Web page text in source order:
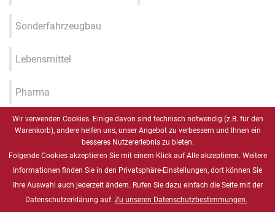
Sonderfahrzeugbau
Lebensmittel
Pharma
Industrie 4.0 / IIOT / Smart
Gesundheitswesen
Marine
Wir verwenden Cookies. Einige davon sind technisch notwendig (z.B. für den
Warenkorb), andere helfen uns, unser Angebot zu verbessern und Ihnen ein
besseres Nutzererlebnis zu bieten.
Folgende Cookies akzeptieren Sie mit einem Klick auf Alle akzeptieren. Weitere
Informationen finden Sie in den Privatsphäre-Einstellungen, dort können Sie
Ihre Auswahl auch jederzeit ändern. Rufen Sie dazu einfach die Seite mit der
Datenschutzerklärung auf. Zu unseren Datenschutzbestimmungen.